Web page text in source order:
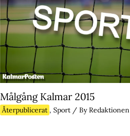
Målgång Kalmar 2015
Återpublicerat , Sport / ByRedaktionen